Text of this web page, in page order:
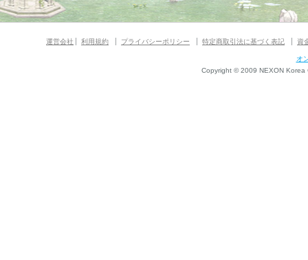
運営会社 利用規約 プライバシーポリシー 特定商取引法に基づく表記 資
オ
Copyright © 2009 NEXON Korea